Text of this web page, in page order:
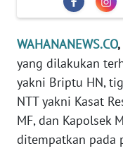
WAHANANEWS.CO
yang dilakukan
yakni Briptu HN,
NTT yakni Kasat
MF, dan Kapolsek
ditempatkan pada
Informasi
INDEKS
BERITA
KONTAK